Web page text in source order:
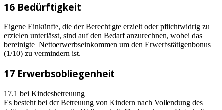
16 Bedürftigkeit
Eigene Einkünfte, die der Berechtigte erzielt oder pflichtwidrig zu
erzielen unterlässt, sind auf den Bedarf anzurechnen, wobei das
bereinigte Nettoerwerbseinkommen um den Erwerbstätigenbonus
(1/10) zu vermindern ist.
17 Erwerbsobliegenheit
17.1 bei Kindesbetreuung
Es besteht bei der Betreuung von Kindern nach Vollendung des